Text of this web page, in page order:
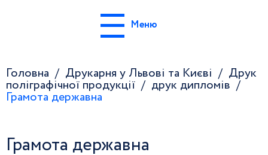
Меню
Головна Друкарня у Львові та Києві
Друк
поліграфічної продукції
друк дипломів
Грамота державна
Грамота державна